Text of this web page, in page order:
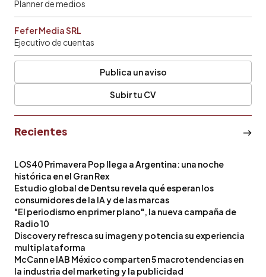
Planner de medios
Fefer Media SRL
Ejecutivo de cuentas
Publica un aviso
Subir tu CV
Recientes
LOS40 Primavera Pop llega a Argentina: una noche
histórica en el Gran Rex
Estudio global de Dentsu revela qué esperan los
consumidores de la IA y de las marcas
"El periodismo en primer plano", la nueva campaña de
Radio 10
Discovery refresca su imagen y potencia su experiencia
multiplataforma
McCann e IAB México comparten 5 macrotendencias en
la industria del marketing y la publicidad